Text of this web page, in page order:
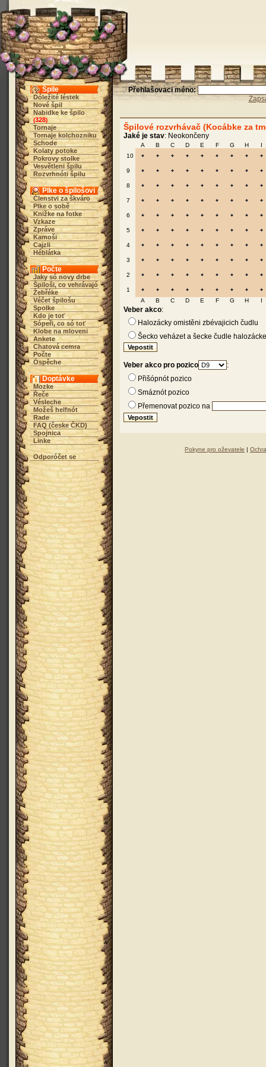
Špile
Dóležité léstek
Nové špil
Nabidke ke špilo
(328)
Tornaje
Tornaje kolchozniku
Schode
Kolaty potoke
Pokrovy stolke
Vesvětleni špilu
Rozvrhnóti špilu
Plke o špilošovi
Členstvi za škváro
Plke o sobě
Knižke na fotke
Vzkaze
Zpráve
Kamoši
Cajzli
Héblátka
Počte
Jaky só novy drbe
Špiloši, co vehrávajó
Žebřéke
Véčet špilošu
Spolke
Kdo je toť
Sópeři, co só toť
Klobe na mloveni
Ankete
Chatová cemra
Počte
Óspěche
Doptávke
Mozke
Řeče
Vésleche
Možeš helfnót
Rade
FAQ (česke ČKD)
Spojnica
Linke
Odporóčet se
Přehlašovaci méno:
Špilové rozvrhávač (Kocábke za
Jaké je stav: Neokončeny
A B C D E F G H
I
10
9
8
7
6
5
4
3
2
1
A
B C D E F G H I
Veber akco:
Halozácky omistěni zbévajicich čudlu
Šecko veházet a šecke čudle
Veber akco pro pozico
:
Přišópnót pozico
Smáznót pozico
Přemenovat pozico na
Pokyne pro oževatele |